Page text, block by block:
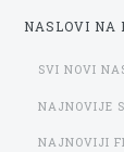
NASLOVI NA
SVI NOVI
NAJNOVIJE
NAJNOVIJI